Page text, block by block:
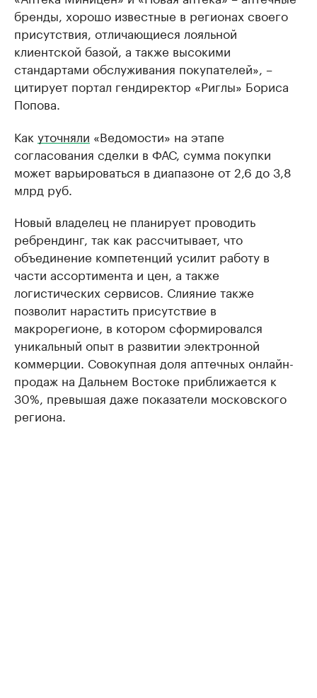
бренды, хорошо известные в регионах своего
присутствия, отличающиеся лояльной
клиентской базой, а также высокими
стандартами обслуживания покупателей», –
цитирует портал гендиректор «Риглы» Бориса
Попова.
Как уточняли «Ведомости» на этапе
согласования сделки в ФАС, сумма покупки
может варьироваться в диапазоне от 2,6 до 3,8
млрд руб.
Новый владелец не планирует проводить
ребрендинг, так как рассчитывает, что
объединение компетенций усилит работу в
части ассортимента и цен, а также
логистических сервисов. Слияние также
позволит нарастить присутствие в
макрорегионе, в котором сформировался
уникальный опыт в развитии электронной
коммерции. Совокупная доля аптечных онлайн-
продаж на Дальнем Востоке приближается к
30%, превышая даже показатели московского
региона.